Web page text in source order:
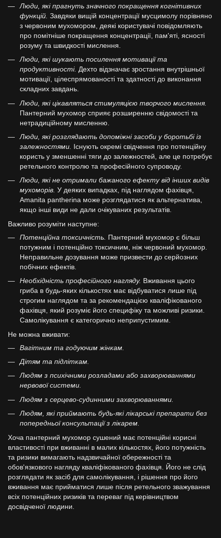
Люди, які прагнуть значного покращення когнітивних
функцій. Завдяки вищій концентрації мусцимолу порівняно
з червоним мухомором, деякі користувачі повідомляють
про помітніше покращення концентрації, пам'яті, ясності
розуму та швидкості мислення.
Люди, які шукають посилення мотивації та
продуктивності. Дехто відзначає зростання внутрішньої
мотивації, цілеспрямованості та здатності до виконання
складних завдань.
Люди, які цікавляться стимуляцією творчого мислення.
Пантерний мухомор сприяє розширенню свідомості та
нетрадиційному мисленню.
Люди, які розглядають допоміжні засоби у боротьбі із
залежностями. Існують окремі свідчення про потенційну
користь у зменшенні тяги до залежностей, але це потребує
ретельного контролю та професійного супроводу.
Люди, які не отримали бажаного ефекту від інших видів
мухоморів. У деяких випадках, під наглядом фахівця,
Amanita pantherina може розглядатися як альтернатива,
якщо інші види не дали очікуваних результатів.
Важливо розуміти наступне:
Потенційна токсичність. Пантерний мухомор є більш
потужним і потенційно токсичним, ніж червоний мухомор.
Неправильне дозування може призвести до серйозних
побічних ефектів.
Необхідність професійного нагляду. Вживання цього
гриба в будь-яких кількостях має відбуватися лише під
строгим наглядом та за рекомендацією кваліфікованого
фахівця, який розуміє його специфіку та можливі ризики.
Самолікування є категорично неприпустимим.
Не можна вживати:
Вагітним та годуючим жінкам.
Дітям та підліткам.
Людям з психічними розладами або захворюваннями
нервової системи.
Людям з серцево-судинними захворюваннями.
Людям, які приймають будь-які лікарські препарати без
попередньої консультації з лікарем.
Хоча пантерний мухомор сушений має потенційні корисні
властивості при вживанні в малих кількостях, його потужність
та ризики вимагають надзвичайної обережності та
обов'язкового нагляду кваліфікованого фахівця. Його не слід
розглядати як засіб для самолікування, і рішення про його
вживання має прийматися лише після ретельного зважування
всіх потенційних ризиків та переваг під керівництвом
досвідченої людини.